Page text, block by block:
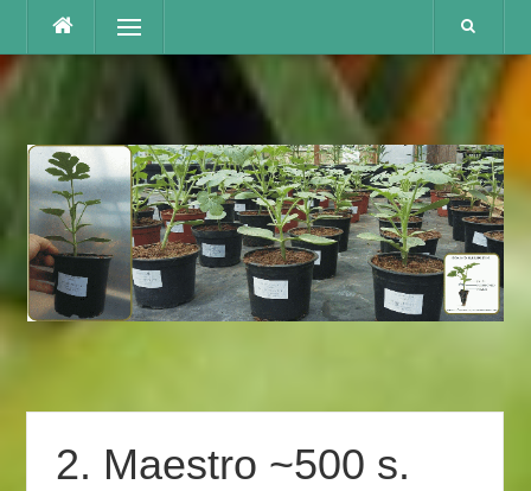
Praleisti
Menu
2. Maestro ~500 s.